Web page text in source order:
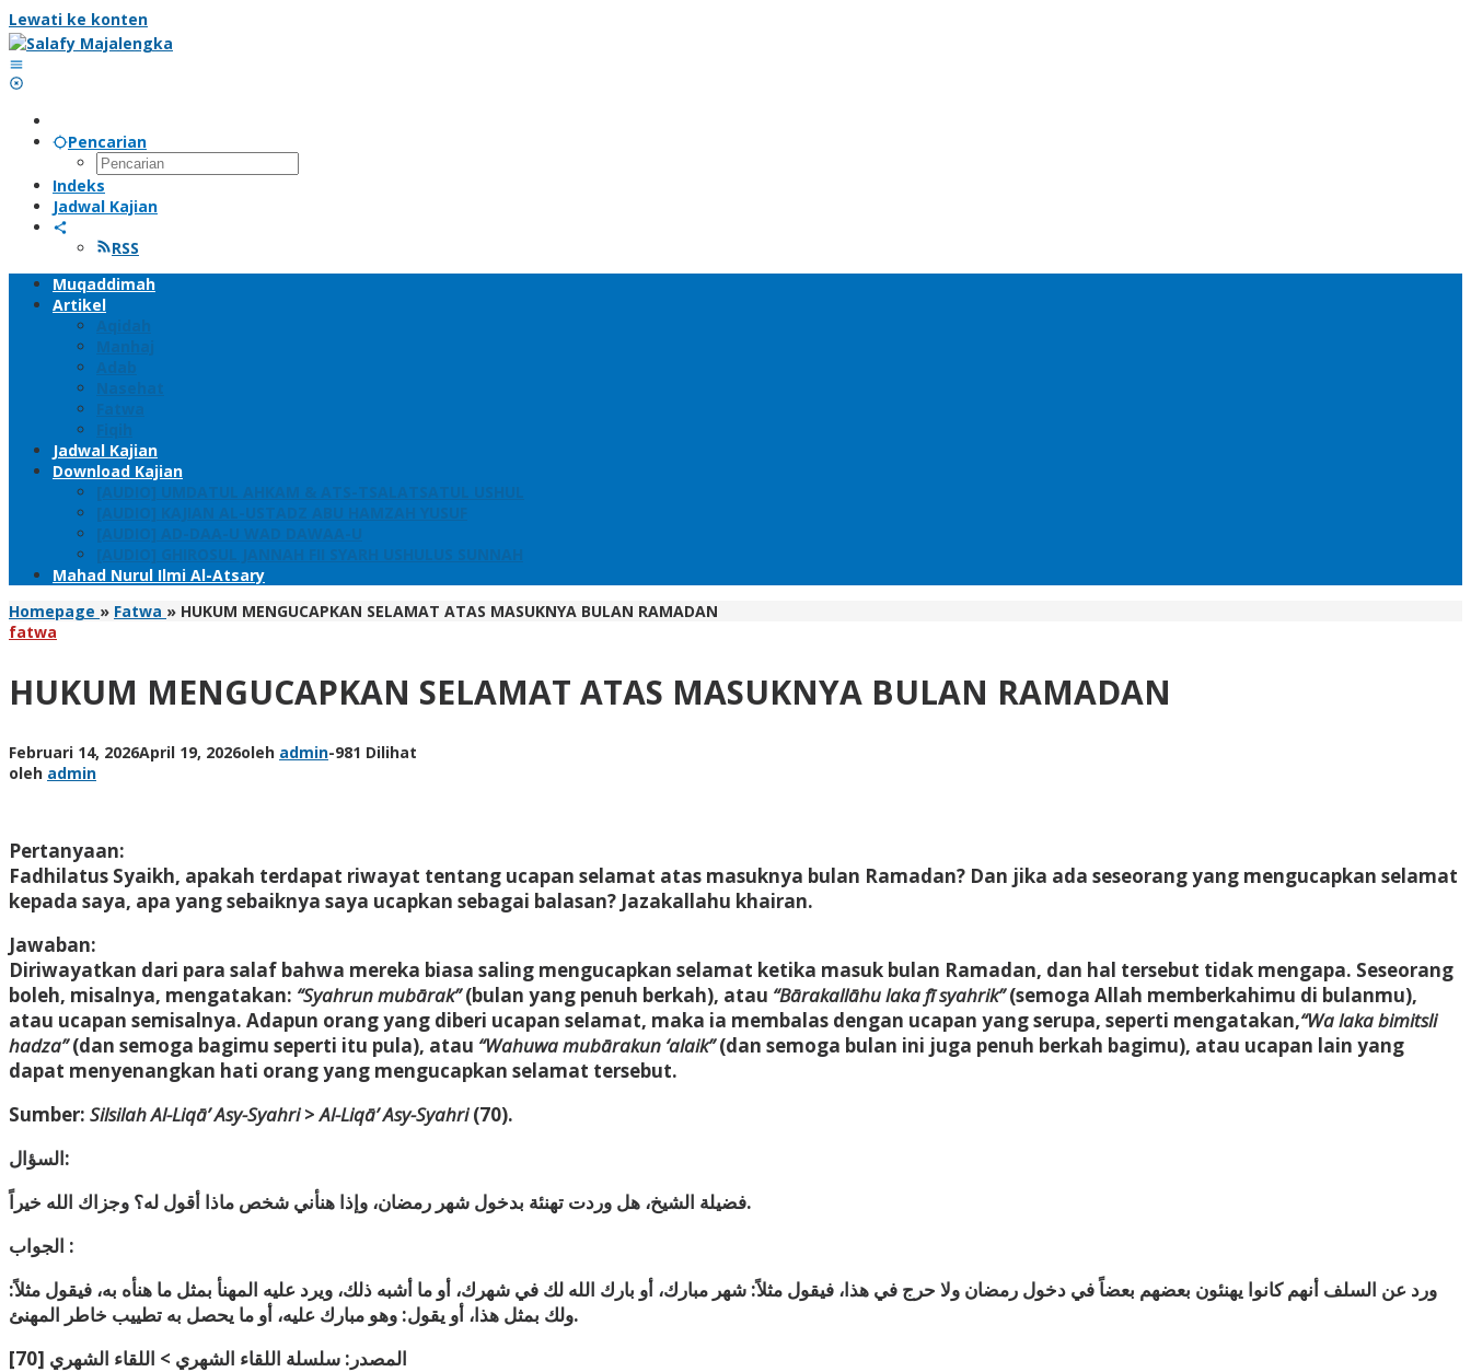
Lewati ke konten
Pencarian
Indeks
Jadwal Kajian
RSS
Muqaddimah
Artikel
Aqidah
Manhaj
Adab
Nasehat
Fatwa
Fiqih
Jadwal Kajian
Download Kajian
[AUDIO] UMDATUL AHKAM & ATS-TSALATSATUL USHUL
[AUDIO] KAJIAN AL-USTADZ ABU HAMZAH YUSUF
[AUDIO] AD-DAA-U WAD DAWAA-U
[AUDIO] GHIROSUL JANNAH FII SYARH USHULUS SUNNAH
Mahad Nurul Ilmi Al-Atsary
Homepage » Fatwa » HUKUM MENGUCAPKAN SELAMAT ATAS MASUKNYA BULAN RAMADAN
fatwa
HUKUM MENGUCAPKAN SELAMAT ATAS MASUKNYA BULAN RAMADAN
Februari 14, 2026April 19, 2026oleh admin-981 Dilihat
oleh admin
Pertanyaan:
Fadhilatus Syaikh, apakah terdapat riwayat tentang ucapan selamat atas masuknya bulan Ramadan? Dan jika ada seseorang yang mengucapkan selamat
kepada saya, apa yang sebaiknya saya ucapkan sebagai balasan? Jazakallahu khairan.
Jawaban:
Diriwayatkan dari para salaf bahwa mereka biasa saling mengucapkan selamat ketika masuk bulan Ramadan, dan hal tersebut tidak mengapa. Seseorang
boleh, misalnya, mengatakan: “Syahrun mubārak”(bulan yang penuh berkah), atau “Bārakallāhu laka fī syahrik”(semoga Allah memberkahimu di bulanmu),
atau ucapan semisalnya. Adapun orang yang diberi ucapan selamat, maka ia membalas dengan ucapan yang serupa, seperti mengatakan,“Wa laka bimitsli
hadza”(dan semoga bagimu seperti itu pula), atau “Wahuwa mubārakun ‘alaik”(dan semoga bulan ini juga penuh berkah bagimu), atau ucapan lain yang
dapat menyenangkan hati orang yang mengucapkan selamat tersebut.
Sumber: Silsilah Al-Liqā’ Asy-Syahri>Al-Liqā’ Asy-Syahri(70).
السؤال:
فضيلة الشيخ، هل وردت تهنئة بدخول شهر رمضان، وإذا هنأني شخص ماذا أقول له؟ وجزاك الله خيراً.
الجواب :
ورد عن السلف أنهم كانوا يهنئون بعضهم بعضاً في دخول رمضان ولا حرج في هذا، فيقول مثلاً: شهر مبارك، أو بارك الله لك في شهرك، أو ما أشبه ذلك، ويرد عليه المهنأ بمثل ما هنأه به، فيقول مثلاً:
ولك بمثل هذا، أو يقول: وهو مبارك عليه، أو ما يحصل به تطييب خاطر المهنئ.
المصدر: سلسلة اللقاء الشهري > اللقاء الشهري [70]